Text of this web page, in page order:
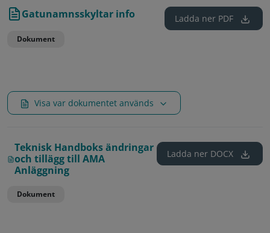
Gatunamnsskyltar info
Dokument
Ladda ner PDF
Visa var dokumentet används
Teknisk Handboks ändringar
och tillägg till AMA
Anläggning
Dokument
Ladda ner DOCX